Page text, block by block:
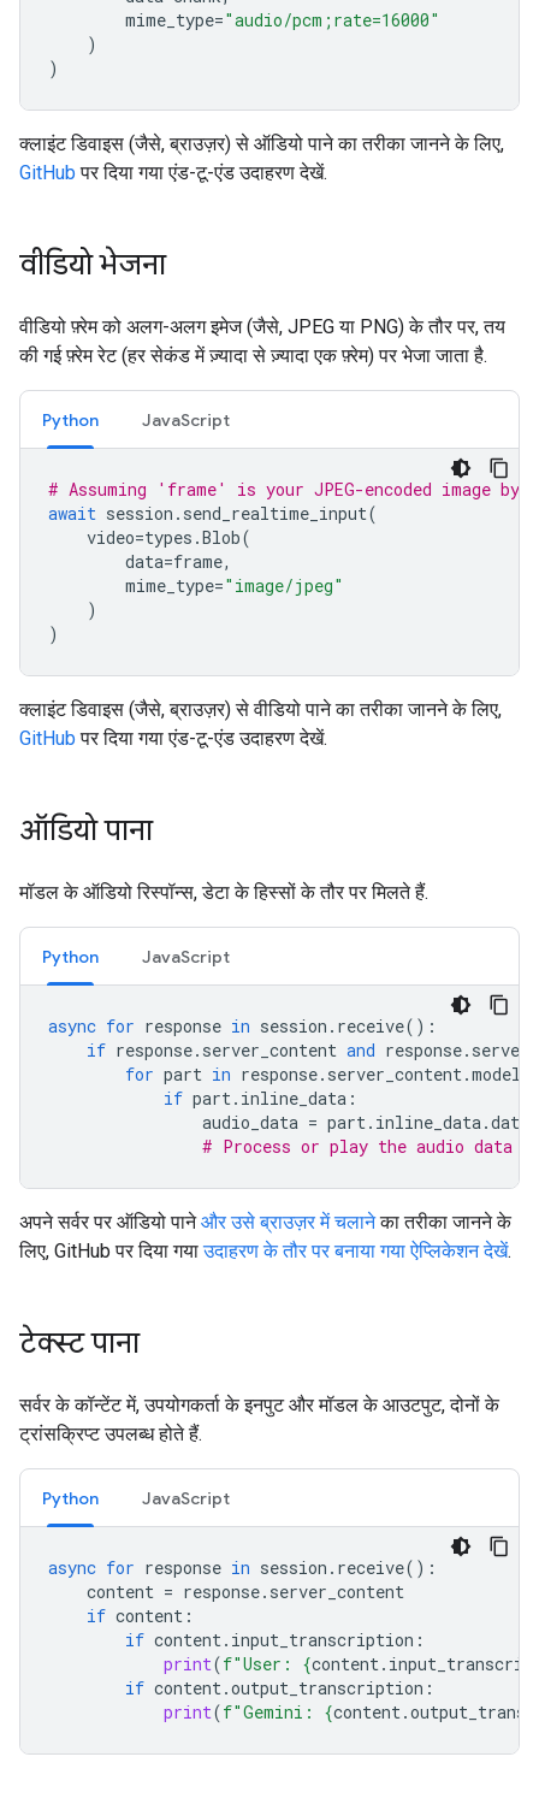
mime_type="audio/pcm;rate=16000"
)
)
क्लाइंट डिवाइस (जैसे, ब्राउज़र) से ऑडियो पाने का तरीका जानने के लिए,
GitHub पर दिया गया एंड-टू-एंड उदाहरण देखें.
वीडियो भेजना
वीडियो फ़्रेम को अलग-अलग इमेज (जैसे, JPEG या PNG) के तौर पर, तय
की गई फ़्रेम रेट (हर सेकंड में ज़्यादा से ज़्यादा एक फ़्रेम) पर भेजा जाता है.
Python JavaScript
# Assuming 'frame' is your JPEG-encoded image
await session . send_realtime_input(
video=types .Blob(
data=frame,
mime_type="image/jpeg"
)
)
क्लाइंट डिवाइस (जैसे, ब्राउज़र) से वीडियो पाने का तरीका जानने के लिए,
GitHub पर दिया गया एंड-टू-एंड उदाहरण देखें.
ऑडियो पाना
मॉडल के ऑडियो रिस्पॉन्स, डेटा के हिस्सों के तौर पर मिलते हैं.
Python JavaScript
async for response in session . receive():
if response. server_content and response.
for part in response. server_content.
if part. inline_data :
audio_data = part. inline_data.data
# Process or play the audio data
अपने सर्वर पर ऑडियो पानेऔर उसे ब्राउज़र में चलानेका तरीका जानने के
लिए, GitHub पर दिया गयाउदाहरण के तौर पर बनाया गया ऐप्लिकेशन देखें.
टेक्स्ट पाना
सर्वर के कॉन्टेंट में, उपयोगकर्ता के इनपुट और मॉडल के आउटपुट, दोनों के
ट्रांसक्रिप्ट उपलब्ध होते हैं.
Python JavaScript
async for response in session . receive():
content = response. server_content
if content :
if content. input_transcription :
print(f"User: {content.
if content.output_transcription :
print(f"Gemini: {content.